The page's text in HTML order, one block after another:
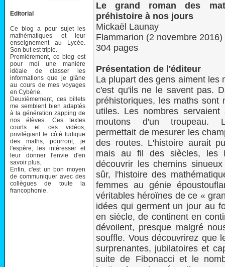
Editorial
Ce blog a pour sujet les
mathématiques et leur
enseignement au Lycée.
Son but est triple.
Premièrement, ce blog est
pour moi une manière
idéale de classer les
informations que je glâne
au cours de mes voyages
en Cybérie.
Deuxièmement, ces billets
me semblent bien adaptés
à la génération zapping de
nos élèves. Ces textes
courts et ces vidéos,
privilégiant le côté ludique
des maths, pourront, je
l'espère, les intéresser et
leur donner l'envie d'en
savoir plus.
Enfin, c'est un bon moyen
de communiquer avec des
collègues de toute la
francophonie.
Le grand roman des
préhistoire à nos jours
Mickaël Launay
Flammarion (2 novembre 2016)
304 pages
Présentation de l'éditeur
La plupart des gens aiment les
c'est qu'ils ne le savent pas.
préhistoriques, les maths sont
utiles. Les nombres
moutons d'un troupeau.
permettait de mesurer les
des routes. L'histoire aurait
mais au fil des siècles, les
découvrir les chemins
sûr, l'histoire des
femmes au génie
véritables héroïnes de ce «
idées qui germent un jour au
en siècle, de continent en
dévoilent, presque malgré
souffle. Vous découvrirez que
surprenantes, jubilatoires et
suite de Fibonacci et le